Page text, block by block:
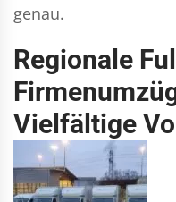
genau.
Regionale
Vielfältige